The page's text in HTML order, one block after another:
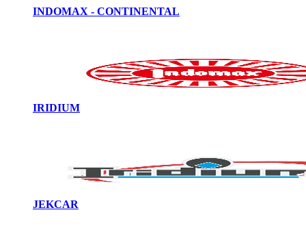
INDOMAX - CONTINENTAL
IRIDIUM
JEKCAR